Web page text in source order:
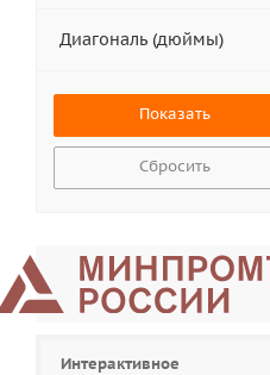
Диагональ (дюймы)
Сбросить
Интерактивное